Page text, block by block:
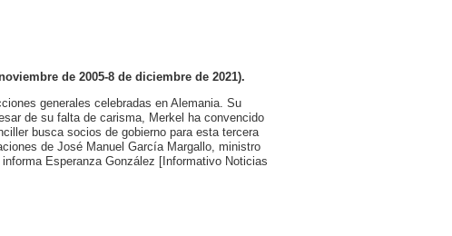
de 2005-8 de diciembre de 2021).
generales celebradas en Alemania. Su
de su falta de carisma, Merkel ha convencido
busca socios de gobierno para esta tercera
de José Manuel García Margallo, ministro
Esperanza González [Informativo Noticias